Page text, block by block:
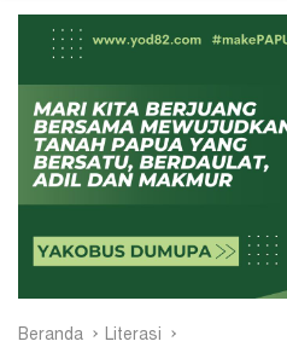
Beranda Literasi